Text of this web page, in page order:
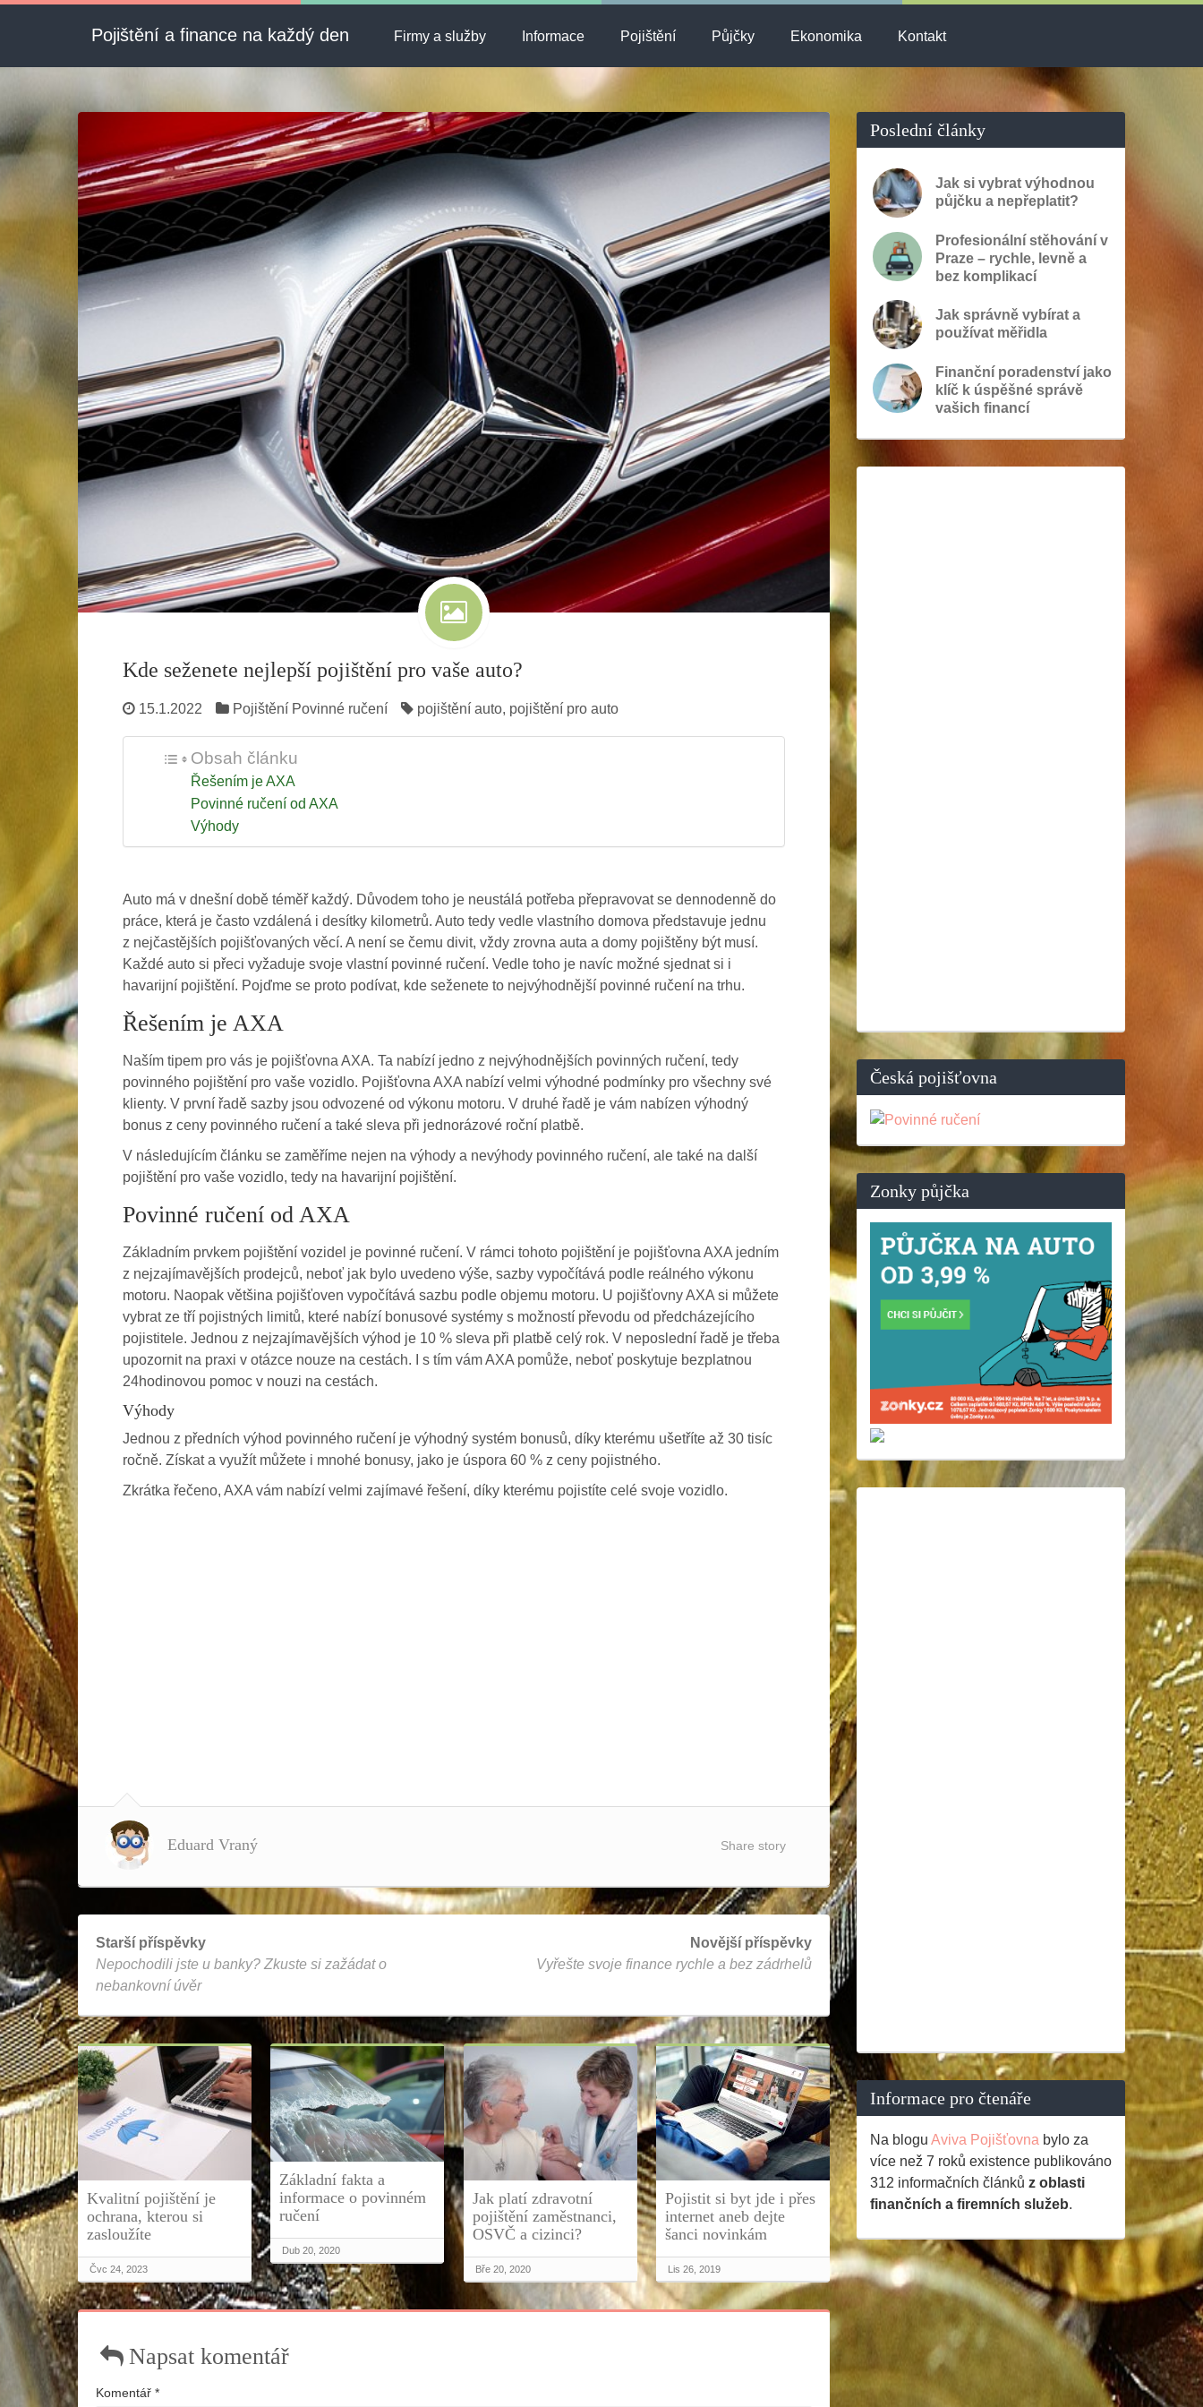
Pojištění a finance na každý den Firmy a služby Informace Pojištění Půjčky Ekonomika Kontakt
Kde seženete nejlepší pojištění pro vaše auto?
15.1.2022 Pojištění Povinné ručení pojištění auto, pojištění pro auto
Obsah článku
Řešením je AXA
Povinné ručení od AXA
Výhody
Auto má v dnešní době téměř každý. Důvodem toho je neustálá potřeba přepravovat se dennodenně do
práce, která je často vzdálená i desítky kilometrů. Auto tedy vedle vlastního domova představuje jednu
z nejčastějších pojišťovaných věcí. A není se čemu divit, vždy zrovna auta a domy pojištěny být musí.
Každé auto si přeci vyžaduje svoje vlastní povinné ručení. Vedle toho je navíc možné sjednat si i
havarijní pojištění. Pojďme se proto podívat, kde seženete to nejvýhodnější povinné ručení na trhu.
Řešením je AXA
Naším tipem pro vás je pojišťovna AXA. Ta nabízí jedno z nejvýhodnějších povinných ručení, tedy
povinného pojištění pro vaše vozidlo. Pojišťovna AXA nabízí velmi výhodné podmínky pro všechny své
klienty. V první řadě sazby jsou odvozené od výkonu motoru. V druhé řadě je vám nabízen výhodný
bonus z ceny povinného ručení a také sleva při jednorázové roční platbě.
V následujícím článku se zaměříme nejen na výhody a nevýhody povinného ručení, ale také na další
pojištění pro vaše vozidlo, tedy na havarijní pojištění.
Povinné ručení od AXA
Základním prvkem pojištění vozidel je povinné ručení. V rámci tohoto pojištění je pojišťovna AXA jedním
z nejzajímavějších prodejců, neboť jak bylo uvedeno výše, sazby vypočítává podle reálného výkonu
motoru. Naopak většina pojišťoven vypočítává sazbu podle objemu motoru. U pojišťovny AXA si můžete
vybrat ze tří pojistných limitů, které nabízí bonusové systémy s možností převodu od předcházejícího
pojistitele. Jednou z nejzajímavějších výhod je 10 % sleva při platbě celý rok. V neposlední řadě je třeba
upozornit na praxi v otázce nouze na cestách. I s tím vám AXA pomůže, neboť poskytuje bezplatnou
24hodinovou pomoc v nouzi na cestách.
Výhody
Jednou z předních výhod povinného ručení je výhodný systém bonusů, díky kterému ušetříte až 30 tisíc
ročně. Získat a využít můžete i mnohé bonusy, jako je úspora 60 % z ceny pojistného.
Zkrátka řečeno, AXA vám nabízí velmi zajímavé řešení, díky kterému pojistíte celé svoje vozidlo.
Eduard Vraný Share story
Starší příspěvky
Nepochodili jste u banky? Zkuste si zažádat o
nebankovní úvěr
Novější příspěvky
Vyřešte svoje finance rychle a bez zádrhelů
Kvalitní pojištění je
ochrana, kterou si
zasloužíte
Čvc 24, 2023
Základní fakta a
informace o povinném
ručení
Dub 20, 2020
Jak platí zdravotní
pojištění zaměstnanci,
OSVČ a cizinci?
Bře 20, 2020
Pojistit si byt jde i přes
internet aneb dejte
šanci novinkám
Lis 26, 2019
Napsat komentář
Komentář *
Poslední články
Jak si vybrat výhodnou
půjčku a nepřeplatit?
Profesionální stěhování v
Praze – rychle, levně a
bez komplikací
Jak správně vybírat a
používat měřidla
Finanční poradenství jako
klíč k úspěšné správě
vašich financí
Česká pojišťovna
Zonky půjčka
Informace pro čtenáře
Na blogu Aviva Pojišťovna bylo za
více než 7 roků existence publikováno
312 informačních článků z oblasti
finančních a firemních služeb.